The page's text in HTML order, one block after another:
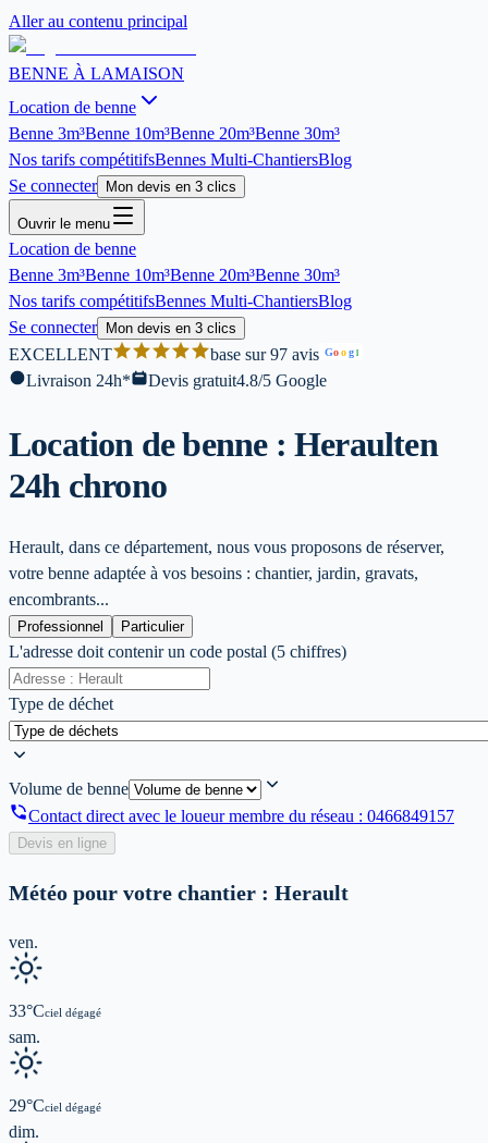
Aller au contenu principal
BENNE À LAMAISON
Location de benne
Benne 3m³Benne 10m³Benne 20m³Benne 30m³
Nos tarifs compétitifsBennes Multi-ChantiersBlog
Se connecter
Mon devis en 3 clics
Ouvrir le menu
Location de benne
Benne 3m³Benne 10m³Benne 20m³Benne 30m³
Nos tarifs compétitifsBennes Multi-ChantiersBlog
Se connecter
Mon devis en 3 clics
EXCELLENT base sur 97 avis Goog l
Livraison 24h* Devis gratuit4.8/5 Google
Location de benne : Heraulten
24h chrono
Herault, dans ce département, nous vous proposons de réserver,
votre benne adaptée à vos besoins : chantier, jardin, gravats,
encombrants...
Professionnel Particulier
L'adresse doit contenir un code postal (5 chiffres)
Type de déchet
Volume de benne
Contact direct avec le loueur membre du réseau : 0466849157
Devis en ligne
Météo pour votre chantier : Herault
ven.
33°Cciel dégagé
sam.
29°Cciel dégagé
dim.